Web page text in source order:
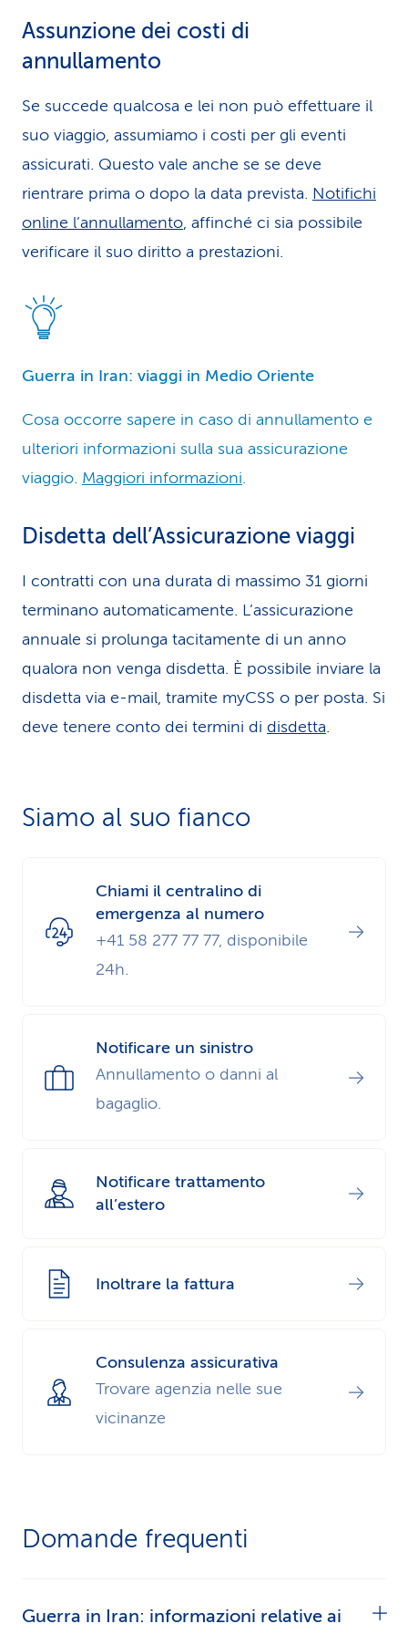
Assunzione dei costi di
annullamento
Se succede qualcosa e lei non può effettuare il
suo viaggio, assumiamo i costi per gli eventi
assicurati. Questo vale anche se se deve
rientrare prima o dopo la data prevista. Notifichi
online l’annullamento, affinché ci sia possibile
verificare il suo diritto a prestazioni.
Guerra in Iran: viaggi in Medio Oriente
Cosa occorre sapere in caso di annullamento e
ulteriori informazioni sulla sua assicurazione
viaggio. Maggiori informazioni.
Disdetta dell’Assicurazione viaggi
I contratti con una durata di massimo 31 giorni
terminano automaticamente. L’assicurazione
annuale si prolunga tacitamente di un anno
qualora non venga disdetta. È possibile inviare la
disdetta via e-mail, tramite myCSS o per posta. Si
deve tenere conto dei termini di disdetta.
Siamo al suo fianco
Chiami il centralino di
emergenza al numero
+41 58 277 77 77, disponibile
24h.
Notificare un sinistro
Annullamento o danni al
bagaglio.
Notificare trattamento
all’estero
Inoltrare la fattura
Consulenza assicurativa
Trovare agenzia nelle sue
vicinanze
Domande frequenti
Guerra in Iran: informazioni relative ai